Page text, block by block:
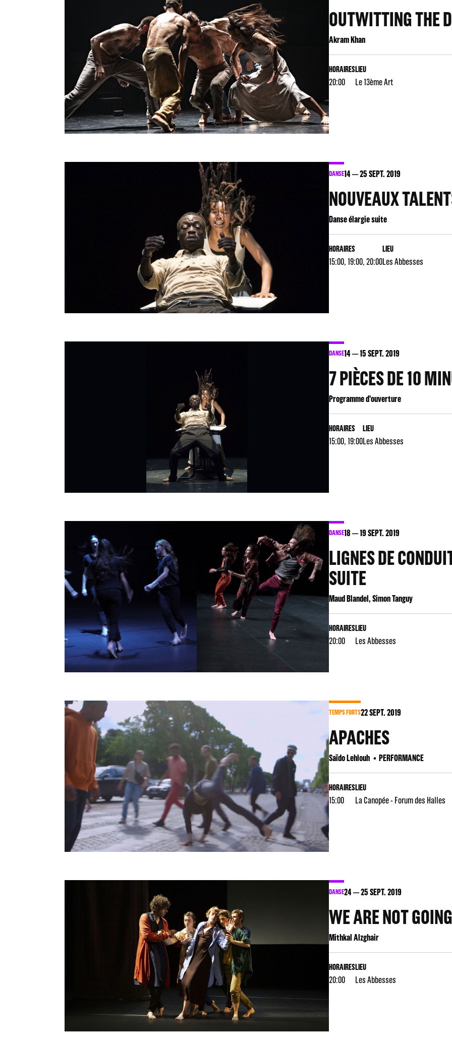
OUTWITTING THE
Akram Khan
HORAIRES
20:00
LIEU
Le 13ème Art
DANSE14 25SEPT. 2019
NOUVEAUX
Danse élargie suite
HORAIRES
15:00, 19:00, 20:00
LIEU
Les Abbesses
DANSE14 15SEPT. 2019
7 PIÈCES DE 10
Programme d'ouverture
HORAIRES
15:00, 19:00
LIEU
Les Abbesses
DANSE18 19SEPT. 2019
LIGNES DE
SUITE
Maud Blandel, Simon Tanguy
HORAIRES
20:00
LIEU
Les Abbesses
TEMPS FORTS22SEPT. 2019
APACHES
Saïdo Lehlouh PERFORMANCE
HORAIRES
15:00
LIEU
La Canopée - Forum des Halles
DANSE24 25SEPT. 2019
WE ARE NOT
Mithkal Alzghair
HORAIRES
20:00
LIEU
Les Abbesses